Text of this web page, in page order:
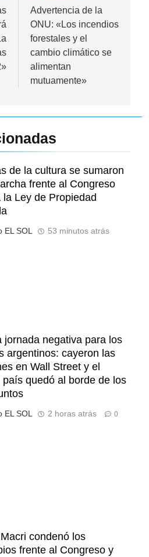
Advertencia de la
ONU: «Los incendios
forestales y el
cambio climático se
alimentan
mutuamente»
de la cultura se sumaron
frente al Congreso
la Ley de Propiedad
EL SOL 53 minutos atrás
jornada negativa para los
argentinos: cayeron las
en Wall Street y el
país quedó al borde de los
EL SOL 2 horas atrás 0
condenó los
frente al Congreso y